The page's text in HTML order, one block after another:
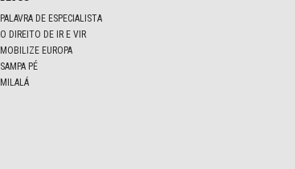
PALAVRA DE ESPECIALISTA
O DIREITO DE IR E VIR
MOBILIZE EUROPA
SAMPA PÉ
MILALÁ